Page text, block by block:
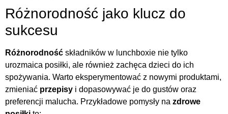
Różnorodność jako klucz do
sukcesu
Różnorodność składników w lunchboxie nie tylko
urozmaica posiłki, ale również zachęca dzieci do ich
spożywania. Warto eksperymentować z nowymi produktami,
zmieniać przepisy i dopasowywać je do gustów oraz
preferencji malucha. Przykładowe pomysły na zdrowe